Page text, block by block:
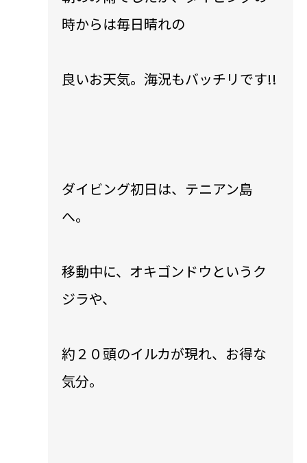
時からは毎日晴れの
良いお天気。海況もバッチリです!!
ダイビング初日は、テニアン島
へ。
移動中に、オキゴンドウというク
ジラや、
約２０頭のイルカが現れ、お得な
気分。